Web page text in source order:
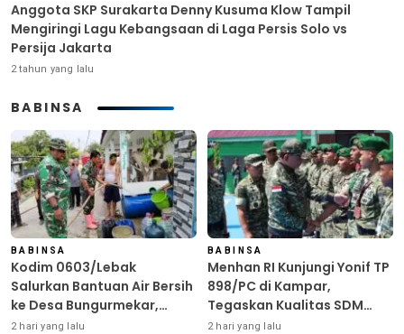
Anggota SKP Surakarta Denny Kusuma Klow Tampil
Mengiringi Lagu Kebangsaan di Laga Persis Solo vs
Persija Jakarta
2 tahun yang lalu
BABINSA
BABINSA
Kodim 0603/Lebak
Salurkan Bantuan Air Bersih
ke Desa Bungurmekar,
Ringankan Beban Warga
2 hari yang lalu
BABINSA
Menhan RI Kunjungi Yonif TP
898/PC di Kampar,
Tegaskan Kualitas SDM
Kunci Kekuatan TNI
2 hari yang lalu